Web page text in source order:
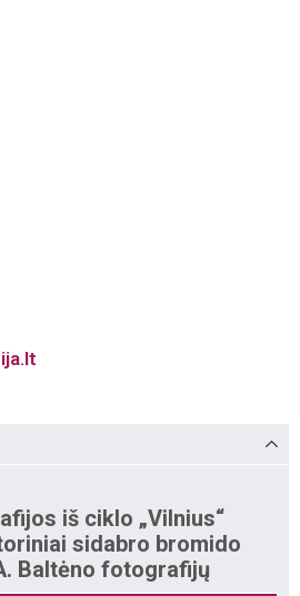
iš ciklo „Vilnius“
sidabro bromido
Baltėno fotografijų